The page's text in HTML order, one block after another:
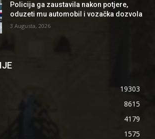
Policija ga zaustavila nakon potjere,
oduzeti mu automobil i vozačka dozvola
3 Augusta, 2026
19303
8615
4179
1575